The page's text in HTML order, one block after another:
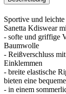
Sportive und
Sanetta Kdiswear
- softe und griffige
Baumwolle
- Reißverschluss
Einklemmen
- breite elastische
bieten eine
- in einem